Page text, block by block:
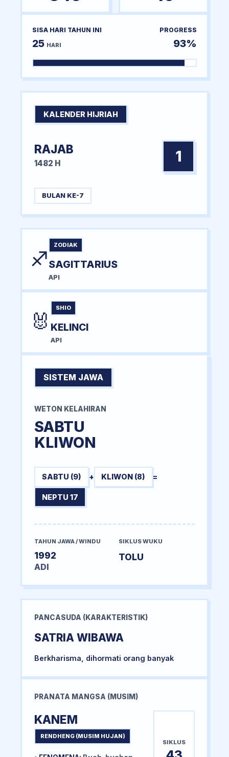
SISA HARI TAHUN INI
25 HARI
PROGRESS
93%
KALENDER HIJRIAH
RAJAB
1482 H 1
BULAN KE-7
♐
ZODIAK
SAGITTARIUS
API
🐰
SHIO
KELINCI
API
SISTEM JAWA
WETON KELAHIRAN
SABTU
KLIWON
SABTU (9) + KLIWON (8) =
NEPTU 17
TAHUN JAWA / WINDU
1992
ADI
SIKLUS WUKU
TOLU
PANCASUDA (KARAKTERISTIK)
SATRIA WIBAWA
Berkharisma, dihormati orang banyak
PRANATA MANGSA (MUSIM)
KANEM
RENDHENG (MUSIM HUJAN)
SIKLUS